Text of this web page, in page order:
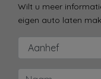
Wilt u meer
eigen auto laten